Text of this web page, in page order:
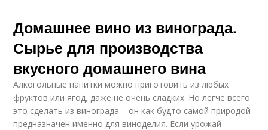
Домашнее вино из винограда.
Сырье для производства
вкусного домашнего вина
Алкогольные напитки можно приготовить из любых
фруктов или ягод, даже не очень сладких. Но легче всего
это сделать из винограда – он как будто самой природой
предназначен именно для виноделия. Если урожай